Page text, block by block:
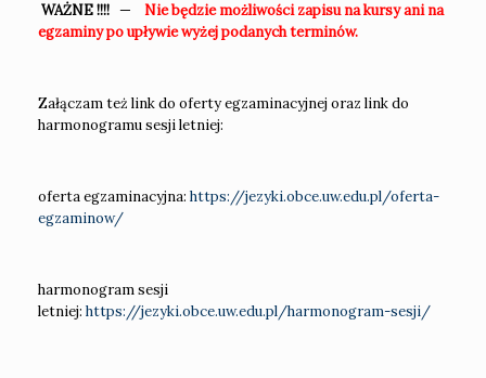
WAŻNE !!!! — Nie będzie możliwości zapisu na kursy ani na
egzaminy po upływie wyżej podanych terminów.
Załączam też link do oferty egzaminacyjnej oraz link do
harmonogramu sesji letniej:
oferta egzaminacyjna: https://jezyki.obce.uw.edu.pl/oferta-
egzaminow/
harmonogram sesji
letniej: https://jezyki.obce.uw.edu.pl/harmonogram-sesji/